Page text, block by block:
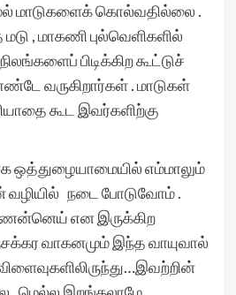
மாடுகளைக் கொல்வதில்லை .
, மாகணி புல்வெளிகளில்
பிடிக்கிற​ கூட்டுச்
வருகிறார்கள் . மாடுகள்
கூட​ இவர்களிற்கு
ஒத்துழையாமையில் எம்மாலும்
வழியில் நடை போடுவோம் .
என​ இருக்கிற​
வாகனமும் இந்த​ வாயுவால்